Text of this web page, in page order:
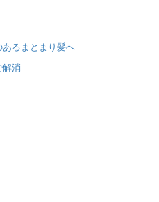
るまとまり髪へ
消